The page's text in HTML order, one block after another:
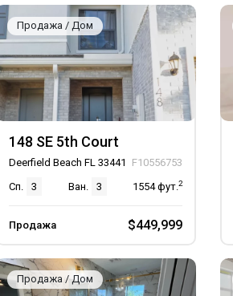
Продажа / Дом
148 SE 5th Court
Deerfield Beach FL 33441
F10556753
Сп.
3 Ван. 3 1554фут.2
Продажа $449,999
Продажа / Дом